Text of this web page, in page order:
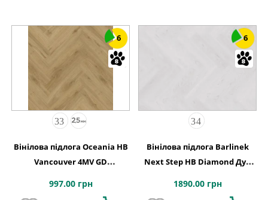
6
Вінілова підлога Oceania HB
Vancouver 4MV GD
997.00 грн
6
Вінілова підлога Barlinek
Next Step HB Diamond Дуб
1890.00 грн